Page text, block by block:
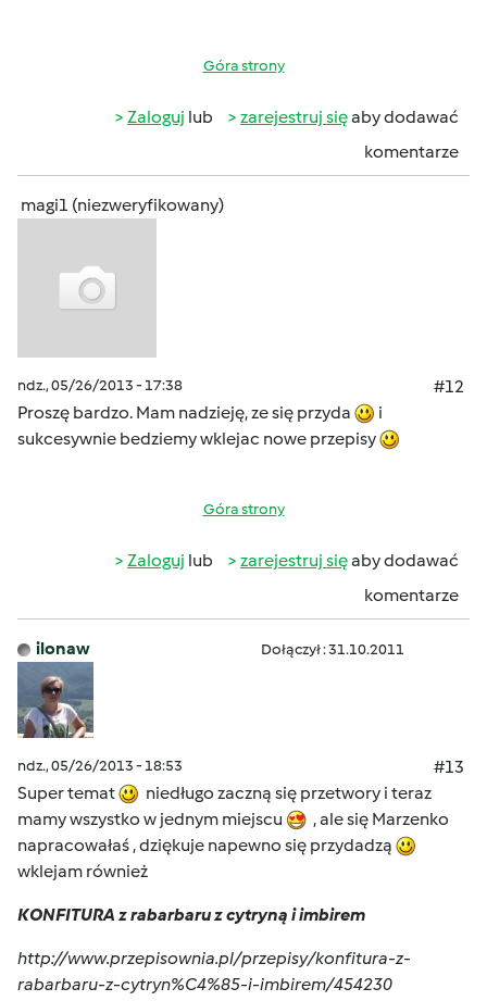
Góra strony
Zaloguj lub zarejestruj sięaby dodawać
komentarze
magi1 (niezweryfikowany)
ndz., 05/26/2013 - 17:38
#12
Proszę bardzo. Mam nadzieję, ze się przyda
i
sukcesywnie bedziemy wklejac nowe przepisy
Góra strony
Zaloguj lub zarejestruj sięaby dodawać
komentarze
ilonaw Dołączył : 31.10.2011
ndz., 05/26/2013 - 18:53
#13
Super temat
niedługo zaczną się przetwory i teraz
mamy wszystko w jednym miejscu
, ale się Marzenko
napracowałaś , dziękuje napewno się przydadzą
wklejam również
KONFITURA z rabarbaru z cytryną i imbirem
http://www.przepisownia.pl/przepisy/konfitura-z-
rabarbaru-z-cytryn%C4%85-i-imbirem/454230